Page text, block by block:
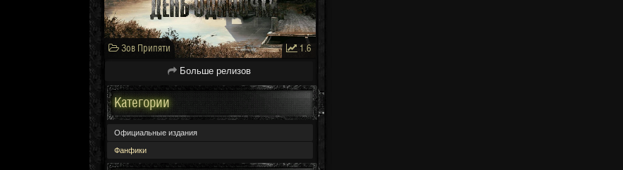
Зов Припяти 1.6
Больше релизов
Категории
Официальные издания
Фанфики